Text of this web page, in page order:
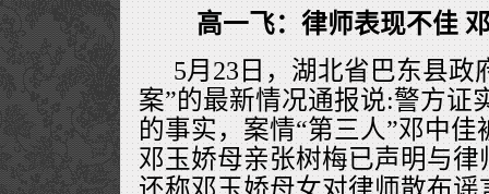
高一飞：律师表现不佳
5月23日，湖北省巴东县政
案”的最新情况通报说:警方证
的事实，案情“第三人”邓中
邓玉娇母亲张树梅已声明与